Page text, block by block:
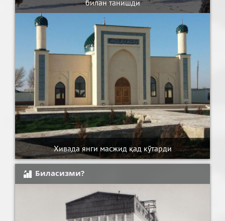
билан танишди
Хивада янги масжид қад кўтарди
Биласизми?